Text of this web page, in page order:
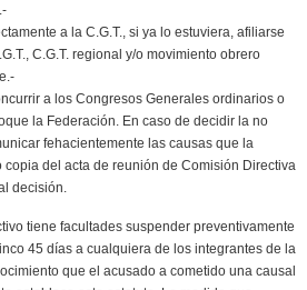
a la C.G.T., si ya lo estuviera, afiliarse
C.G.T. regional y/o movimiento obrero
a los Congresos Generales ordinarios o
la Federación. En caso de decidir la no
fehacientemente las causas que la
del acta de reunión de Comisión Directiva
decisión.
tiene facultades suspender preventivamente
45 días a cualquiera de los integrantes de la
que el acusado a cometido una causal